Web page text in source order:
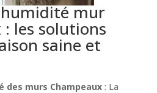
mur
les solutions
saine et
murs Champeaux: La